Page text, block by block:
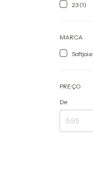
23 (1)
MARCA
PREÇO
De